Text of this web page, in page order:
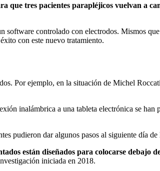
que tres pacientes parapléjicos vuelvan a
controlado con electrodos. Mismos
con este nuevo tratamiento.
Por ejemplo, en la situación de Michel
inalámbrica a una tableta electrónica se han
pudieron dar algunos pasos al siguiente día
están diseñados para colocarse debajo
iniciada en 2018.